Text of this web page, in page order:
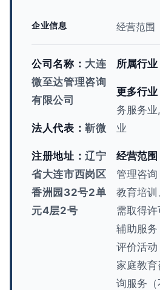
企业信息 经营范围
公司名称： 大连
微至达管理咨询
有限公司
法人代表：靳微
注册地址：辽宁
省大连市西岗区
香洲园32号2单
元4层2号
所属行业
更多行业
务服务
业
经营范围
管理咨
教育培
需取得
辅助服
评价活
家庭教
询服务